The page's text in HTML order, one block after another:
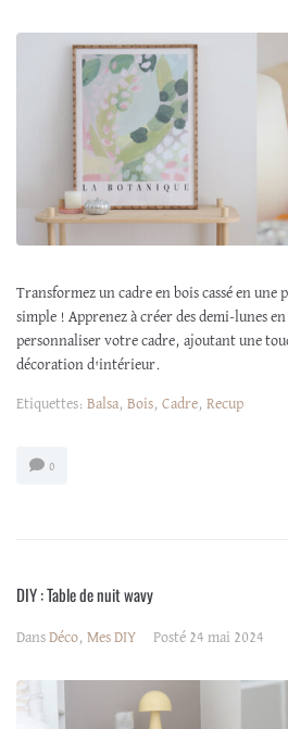
Transformez un cadre en bois cassé en une
simple ! Apprenez à créer des demi-lunes
personnaliser votre cadre, ajoutant une
décoration d'intérieur.
Etiquettes: Balsa, Bois, Cadre, Recup
0
DIY : Table de nuit wavy
Dans Déco, Mes DIY Posté 24 mai 2024